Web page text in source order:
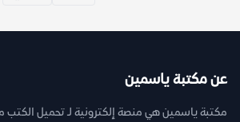
عن مكتبة ياسمين
مكتبة ياسمين هي منصة إلكترونية لـ تحميل الكتب